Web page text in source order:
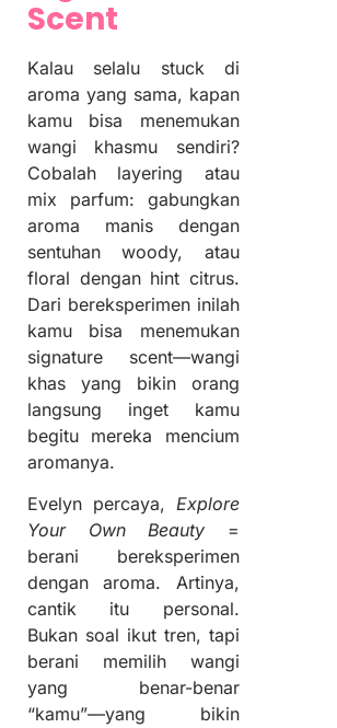
Scent
Kalau selalu stuck di
aroma yang sama, kapan
kamu bisa menemukan
wangi khasmu sendiri?
Cobalah layering atau
mix parfum: gabungkan
aroma manis dengan
sentuhan woody, atau
floral dengan hint citrus.
Dari bereksperimen inilah
kamu bisa menemukan
signature scent—wangi
khas yang bikin orang
langsung inget kamu
begitu mereka mencium
aromanya.
Evelyn percaya, Explore
Your Own Beauty =
berani bereksperimen
dengan aroma. Artinya,
cantik itu personal.
Bukan soal ikut tren, tapi
berani memilih wangi
yang benar-benar
“kamu”—yang bikin